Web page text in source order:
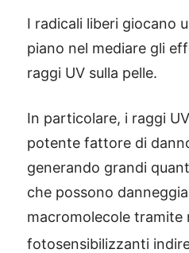
I radicali liberi giocano
piano nel mediare gli
raggi UV sulla pelle.
In particolare, i raggi
potente fattore di
generando grandi
che possono
macromolecole tramite
fotosensibilizzanti